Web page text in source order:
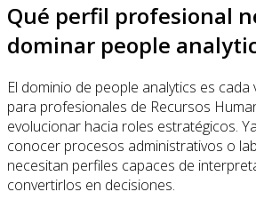
Qué perfil profesional
dominar people
El dominio de people analytics es cada
para profesionales de Recursos
evolucionar hacia roles estratégicos.
conocer procesos administrativos o
necesitan perfiles capaces de
convertirlos en decisiones.